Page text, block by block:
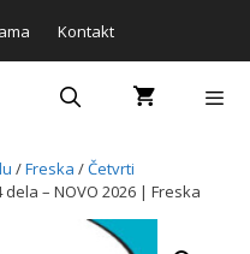
Kontakt
/Freska /Četvrti
– NOVO 2026 | Freska